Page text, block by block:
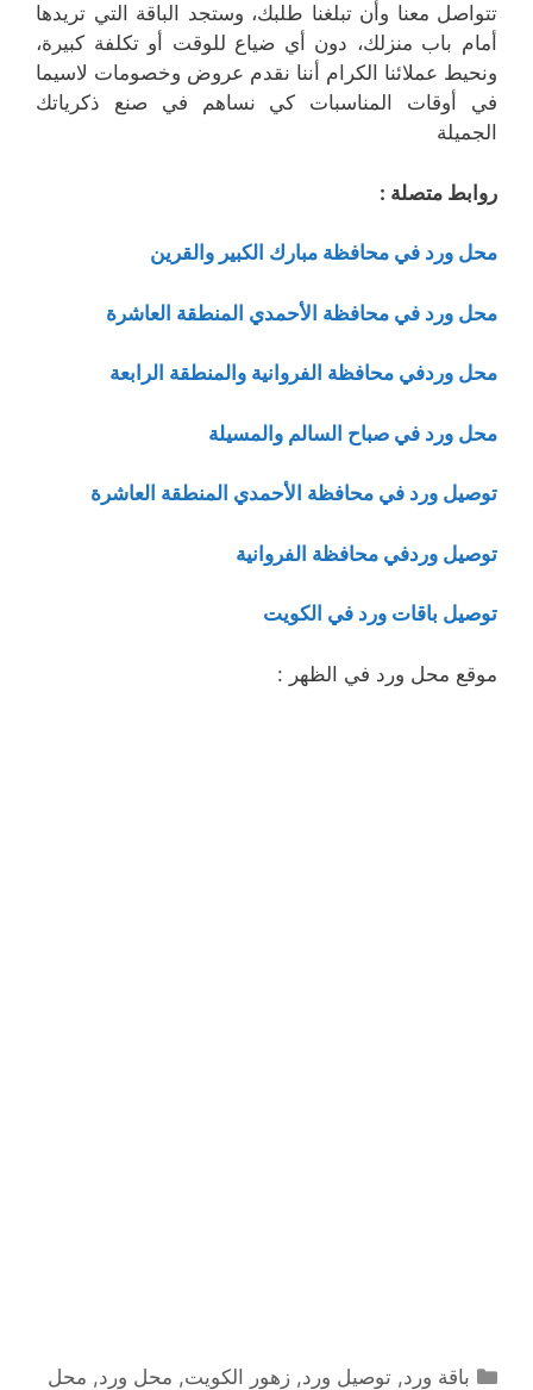
تتواصل معنا وأن تبلغنا طلبك، وستجد الباقة التي تريدها
أمام باب منزلك، دون أي ضياع للوقت أو تكلفة كبيرة،
ونحيط عملائنا الكرام أننا نقدم عروض وخصومات لاسيما
في أوقات المناسبات كي نساهم في صنع ذكرياتك
الجميلة
روابط متصلة :
محل ورد في محافظة مبارك الكبير والقرين
محل ورد في محافظة الأحمدي المنطقة العاشرة
محل وردفي محافظة الفروانية والمنطقة الرابعة
محل ورد في صباح السالم والمسيلة
توصيل ورد في محافظة الأحمدي المنطقة العاشرة
توصيل وردفي محافظة الفروانية
توصيل باقات ورد في الكويت
موقع محل ورد في الظهر :
التصنيفات
باقة ورد,توصيل ورد,زهور الكويت, محل ورد, محل